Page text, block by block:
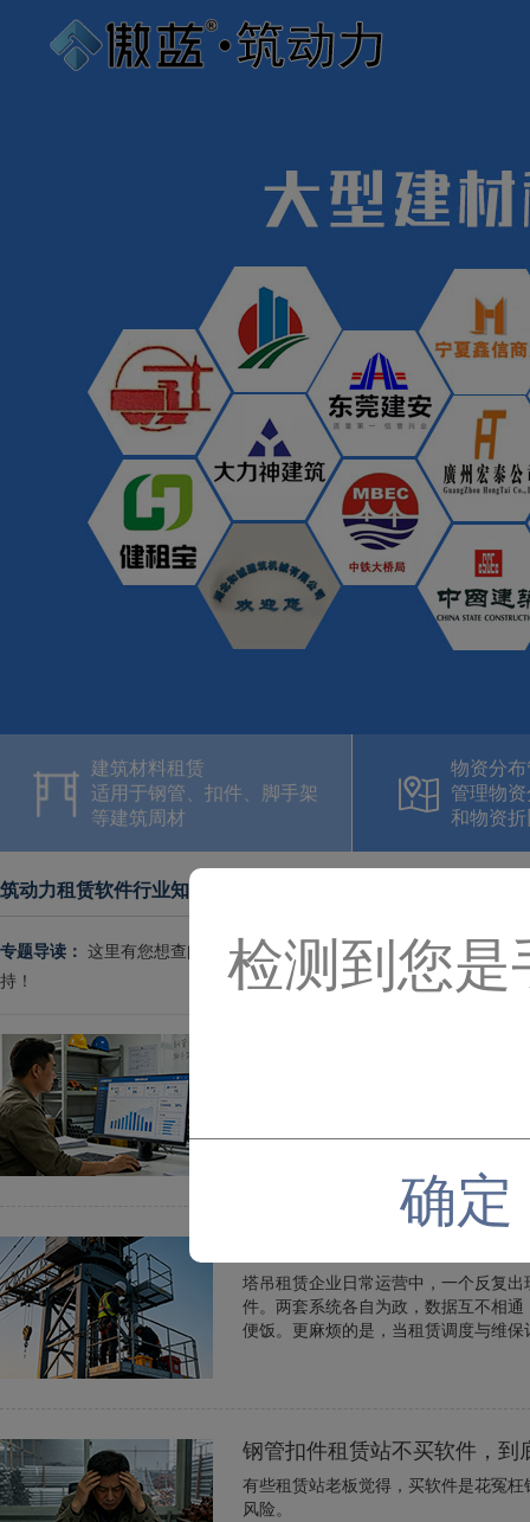
建筑材料租赁
适用于钢管、扣件、脚手架
等建筑周材
物资分布
管理物
和物资折
筑动力租赁软件行业知识
专题导读： 这里有您想查阅的建材租赁行业相关知识，感谢您们的支
持！
塔吊租赁企业日常运营中，一个反复
件。两套系统各自为政，数据互不相
便饭。更麻烦的是，当租赁调度与维
钢管扣件租赁站不买软件，到
有些租赁站老板觉得，买软件是花冤
风险。
检测到您是
确定